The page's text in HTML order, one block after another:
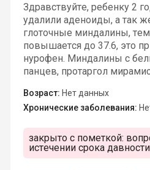
Здравствуйте, ребенку 2
удалили аденоиды, а так
глоточные миндалины,
повышается до 37.6, это
нурофен. Миндалины с
панцев, протаргол
Возраст: Нет данных
Хронические заболевания:
закрыто с пометкой:
истечении срока давности